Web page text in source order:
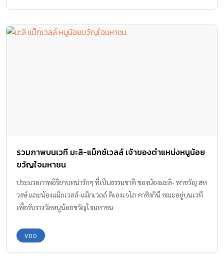
รวมภาพบนเวที มะลิ-แม็กซ์เวลล์ เจ้าของตำแหน่งหนูน้อย
ขวัญใจมหาชน
ประมวลภาพอิริยาบทน่ารักๆ ที่เป็นธรรมชาติ ของน้องมะลิ- พาขวัญ สห
วงษ์ และน้องแม็กเวลล์-แม็กเวลล์ ดิเองเจโล คาซิงกินี ขณะอยู่บนเวที
เพื่อรับรางวัลหนูน้อยขวัญใจมหาชน
VDO